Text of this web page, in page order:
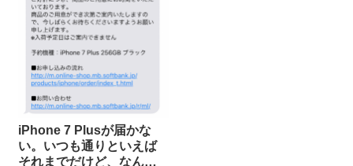
iPhone 7 Plusが届かな
い。いつも通りといえば
それまでだけど、なんか